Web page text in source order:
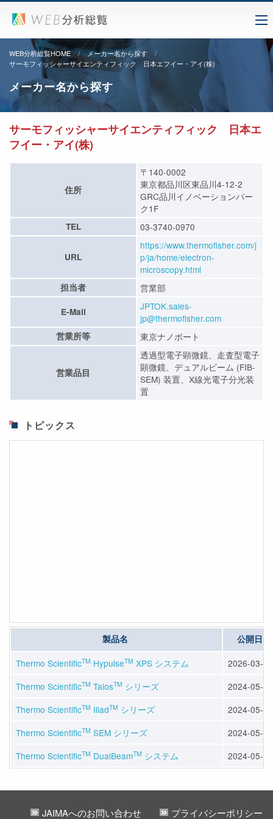
WEB分析総覧HOME
メーカー名から探す
サーモフィッシャーサイエンティフィック 日本エフイー・アイ(株)
メーカー名から探す
サーモフィッシャーサイエンティフィック 日本エ
フイー・アイ(株)
住所
〒140-0002
東京都品川区東品川4-12-2
GRC品川イノベーションパー
ク1F
TEL 03-3740-0970
URL
https://www.thermofisher.com/j
p/ja/home/electron-
microscopy.html
担当者 営業部
E-Mail
JPTOK.sales-
jp@thermofisher.com
営業所等 東京ナノポート
営業品目
透過型電子顕微鏡、走査型電子
顕微鏡、デュアルビーム (FIB-
SEM) 装置、X線光電子分光装
置
トピックス
製品名 公開日
Thermo ScientificTM HypulseTM XPS システム
2026-03-31
Thermo ScientificTM TalosTM シリーズ
2024-05-31
Thermo ScientificTM IliadTM シリーズ
2024-05-31
Thermo ScientificTM SEM シリーズ
2024-05-31
Thermo ScientiﬁcTM DualBeamTM システム 2024-05-31
JAIMAへのお問い合わせ プライバシーポリシー